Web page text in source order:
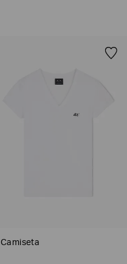
Camiseta